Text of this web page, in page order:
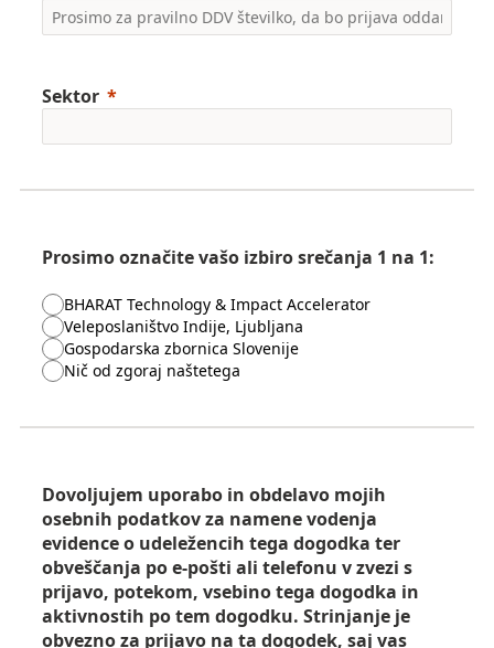
Sektor
Prosimo označite vašo izbiro srečanja 1 na 1:
BHARAT Technology & Impact Accelerator
Veleposlaništvo Indije, Ljubljana
Gospodarska zbornica Slovenije
Nič od zgoraj naštetega
Dovoljujem uporabo in obdelavo mojih
osebnih podatkov za namene vodenja
evidence o udeležencih tega dogodka ter
obveščanja po e-pošti ali telefonu v zvezi s
prijavo, potekom, vsebino tega dogodka in
aktivnostih po tem dogodku. Strinjanje je
obvezno za prijavo na ta dogodek, saj vas